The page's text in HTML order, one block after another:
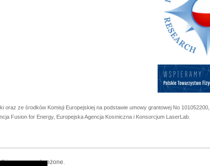
oraz ze środków Komisji Europejskiej na podstawie umowy grantowej No 101052200
Fusion for Energy, Europejska Agencja Kosmiczna i Konsorcjum LaserLab.
prawa zastrzeżone.